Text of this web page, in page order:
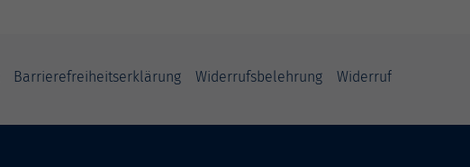
Barrierefreiheitserklärung Widerrufsbelehrung Widerruf